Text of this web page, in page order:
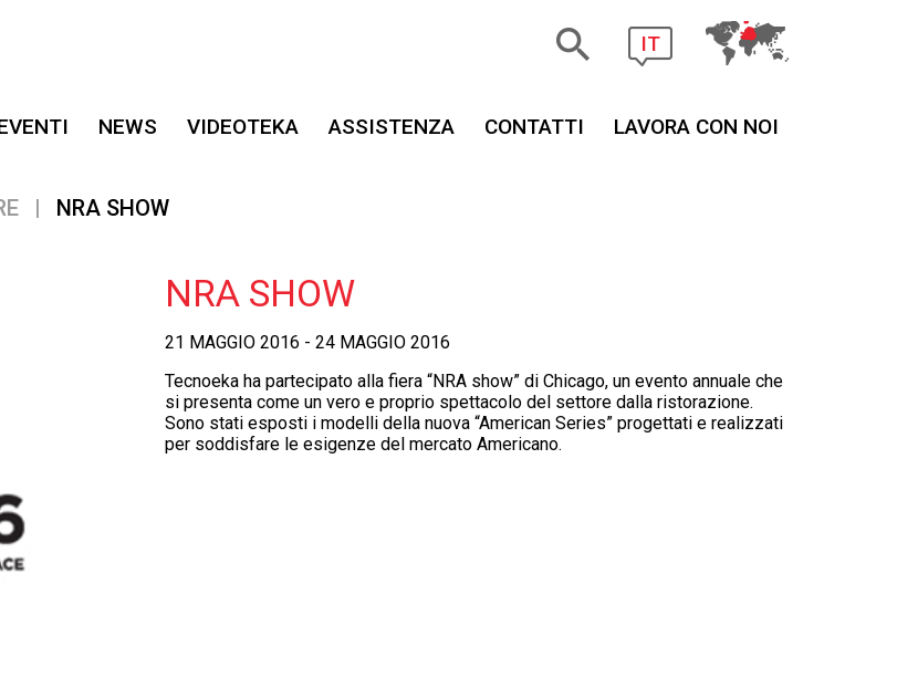
IT
NEWS VIDEOTEKA ASSISTENZA CONTATTI LAVORA CON NOI
| NRA SHOW
NRA SHOW
21 MAGGIO 2016 - 24 MAGGIO 2016
Tecnoeka ha partecipato alla fiera “NRA show” di Chicago, un evento annuale che
si presenta come un vero e proprio spettacolo del settore dalla ristorazione.
Sono stati esposti i modelli della nuova “American Series” progettati e realizzati
per soddisfare le esigenze del mercato Americano.